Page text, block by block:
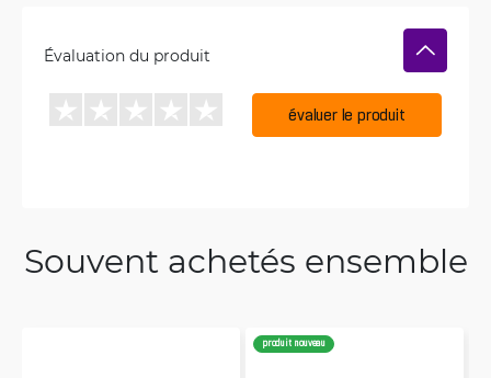
Évaluation du produit
évaluer le produit
Souvent achetés ensemble
produit nouveau